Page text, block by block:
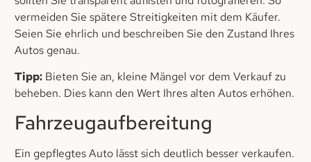
vermeiden Sie spätere Streitigkeiten mit dem Käufer.
Seien Sie ehrlich und beschreiben Sie den Zustand Ihres
Autos genau.
Tipp:Bieten Sie an, kleine Mängel vor dem Verkauf zu
beheben. Dies kann den Wert Ihres alten Autos erhöhen.
Fahrzeugaufbereitung
Ein gepflegtes Auto lässt sich deutlich besser verkaufen.